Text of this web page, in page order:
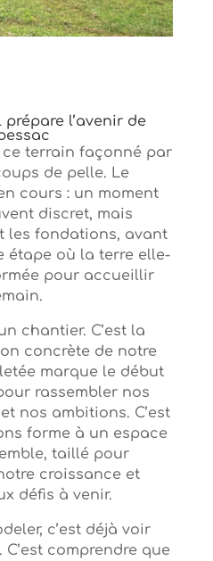
l’avenir de
terrain façonné par
de pelle. Le
cours : un moment
discret, mais
les fondations, avant
étape où la terre elle-
pour accueillir
chantier. C’est la
concrète de notre
marque le début
rassembler nos
nos ambitions. C’est
forme à un espace
taillé pour
croissance et
défis à venir.
c’est déjà voir
comprendre que